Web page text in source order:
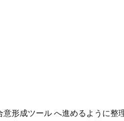
形成ツール へ進めるように整